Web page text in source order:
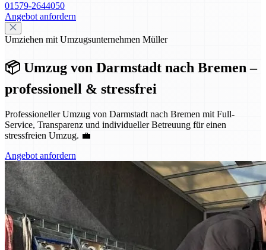
01579-2644050
Angebot anfordern
Umziehen mit Umzugsunternehmen Müller
📦 Umzug von Darmstadt nach Bremen –
professionell & stressfrei
Professioneller Umzug von Darmstadt nach Bremen mit Full-
Service, Transparenz und individueller Betreuung für einen
stressfreien Umzug. 💼
Angebot anfordern